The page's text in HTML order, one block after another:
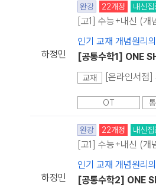
하정민
완강 22개정 내신집
[고1] 수능+내신 (개
인기 교재 개념원리
[공통수학1] ONE
교재 [온라인서점
OT
하정민
완강 22개정 내신집
[고1] 수능+내신 (개
인기 교재 개념원리
[공통수학2] ONE